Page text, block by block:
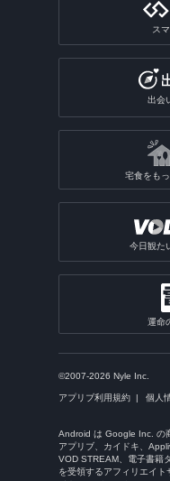
ス
出会
宅食をも
今日観た
運命
©2007-2026 Nyle Inc.
アプリブ利用規約 個人
Android は Google Inc. の
アプリブ、カイドキ、
VOD STREAM、電子書籍
を受領するアフィリエイ